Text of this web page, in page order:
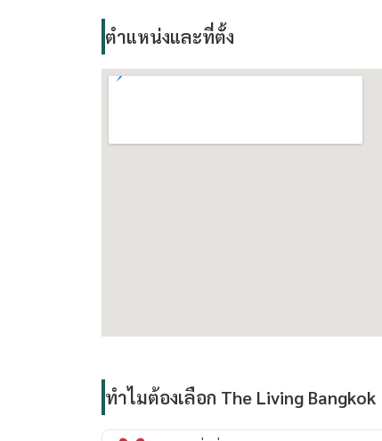
ตำแหน่งและที่ตั้ง
ทำไมต้องเลือก The Living Bangkok